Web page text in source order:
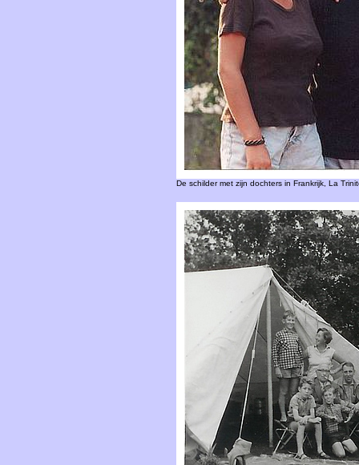
De schilder met zijn dochters in Frankrijk, La